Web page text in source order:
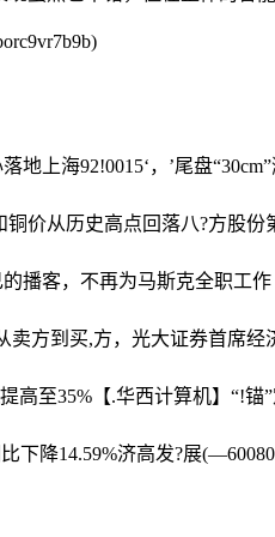
地上海92!0015‘，’尾盘“30cm”
铜价从历史高点回落八?方股份
播客，不再为马斯克全职工作
卖方到买,方，光大证券首席
高至35% 【.华西计算机】“!
下降14.59%济高发?展